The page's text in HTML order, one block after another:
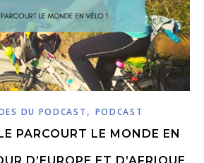
DU PODCAST , PODCAST
PARCOURT LE MONDE EN